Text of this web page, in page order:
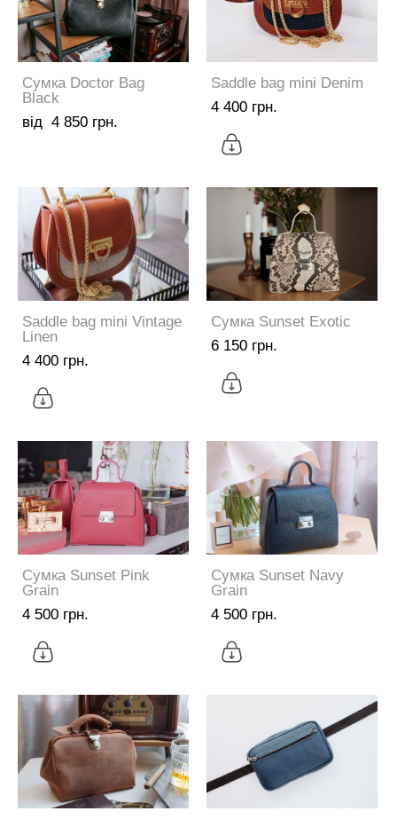
Сумка Doctor Bag
Black
від 4 850 грн.
Saddle bag mini Denim
4 400 грн.
Saddle bag mini Vintage
Linen
4 400 грн.
Сумка Sunset Exotic
6 150 грн.
Сумка Sunset Pink
Grain
4 500 грн.
Сумка Sunset Navy
Grain
4 500 грн.